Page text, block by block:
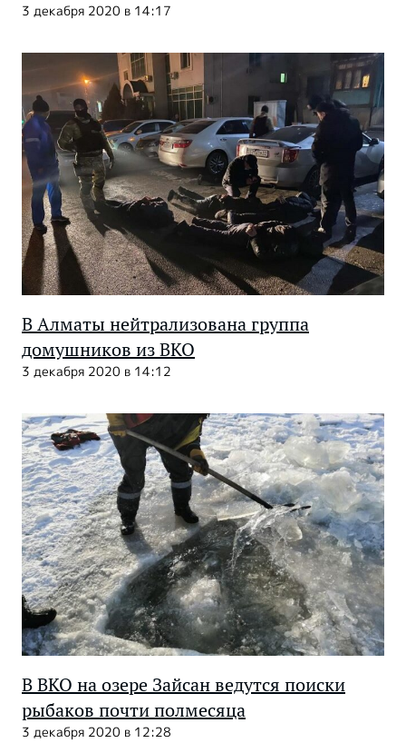
3 декабря 2020 в 14:17
В Алматы нейтрализована группа
домушников из ВКО
3 декабря 2020 в 14:12
В ВКО на озере Зайсан ведутся поиски
рыбаков почти полмесяца
3 декабря 2020 в 12:28